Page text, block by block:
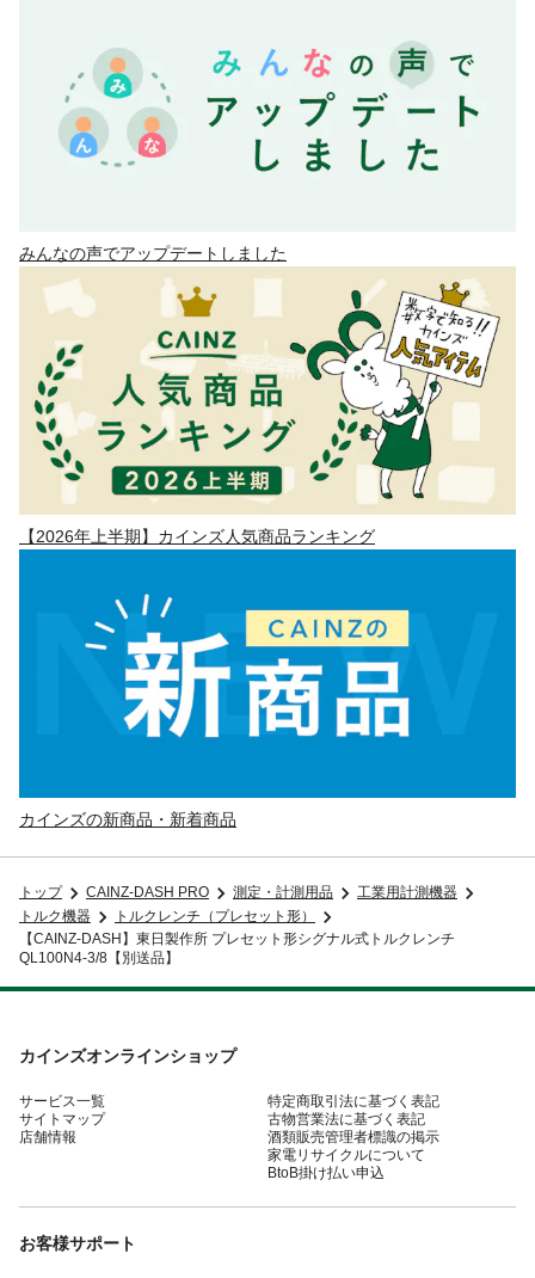
みんなの声でアップデートしました
【2026年上半期】カインズ人気商品ランキング
カインズの新商品・新着商品
トップ CAINZ-DASH PRO 測定・計測用品
工業用計測機器
トルク機器
トルクレンチ（プレセット形）
【CAINZ-DASH】東日製作所 プレセット形シグナル式トルクレンチ
QL100N4-3/8【別送品】
カインズオンラインショップ
サービス一覧
サイトマップ
店舗情報
特定商取引法に基づく表記
古物営業法に基づく表記
酒類販売管理者標識の掲示
家電リサイクルについて
BtoB掛け払い申込
お客様サポート